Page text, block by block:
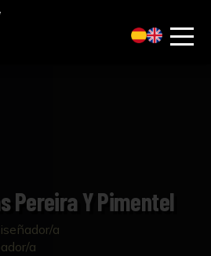
Pereira Y Pimentel
a
a